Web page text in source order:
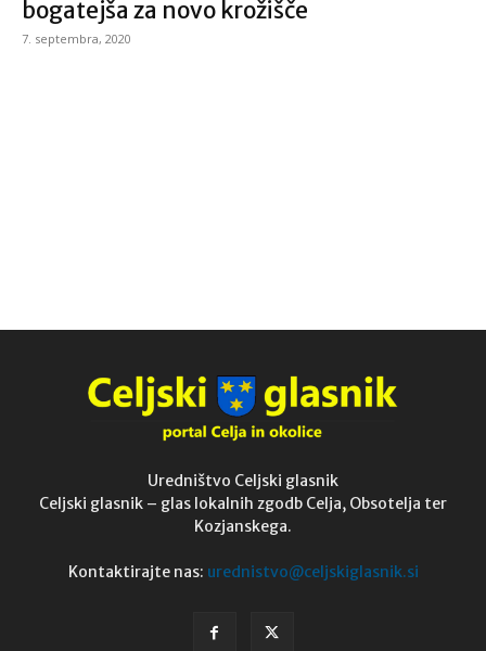
bogatejša za novo krožišče
7. septembra, 2020
Uredništvo Celjski glasnik
Celjski glasnik – glas lokalnih zgodb Celja, Obsotelja ter
Kozjanskega.
Kontaktirajte nas: urednistvo@celjskiglasnik.si